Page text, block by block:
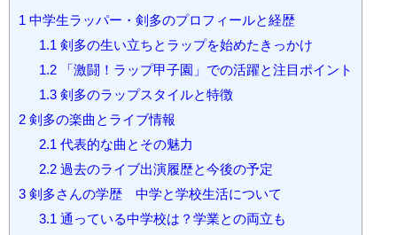
1 中学生ラッパー・剣多のプロフィールと経歴
1.1 剣多の生い立ちとラップを始めたきっかけ
1.2「激闘！ラップ甲子園」での活躍と注目ポイント
1.3剣多のラップスタイルと特徴
2 剣多の楽曲とライブ情報
2.1 代表的な曲とその魅力
2.2過去のライブ出演履歴と今後の予定
3 剣多さんの学歴 中学と学校生活について
3.1 通っている中学校は？学業との両立も